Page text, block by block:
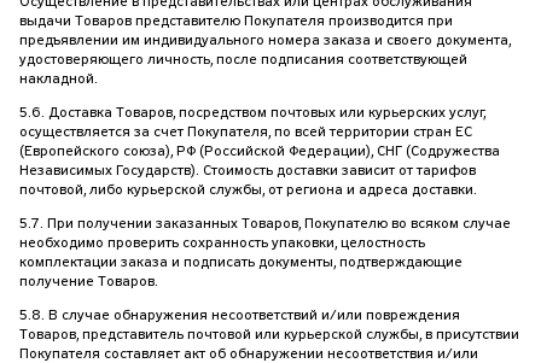
выдачи Товаров представителю Покупателя производится при
предъявлении им индивидуального номера заказа и своего документа,
удостоверяющего личность, после подписания соответствующей
накладной.
5.6. Доставка Товаров, посредством почтовых или курьерских услуг,
осуществляется за счет Покупателя, по всей территории стран EC
(Европейского союза), РФ (Российской Федерации), СНГ (Содружества
Независимых Государств). Стоимость доставки зависит от тарифов
почтовой, либо курьерской службы, от региона и адреса доставки.
5.7. При получении заказанных Товаров, Покупателю во всяком случае
необходимо проверить сохранность упаковки, целостность
комплектации заказа и подписать документы, подтверждающие
получение Товаров.
5.8. В случае обнаружения несоответствий и/или повреждения
Товаров, представитель почтовой или курьерской службы, в присутствии
Покупателя составляет акт об обнаружении несоответствия и/или